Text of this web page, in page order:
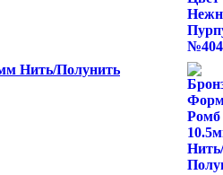
Нить/Полунить